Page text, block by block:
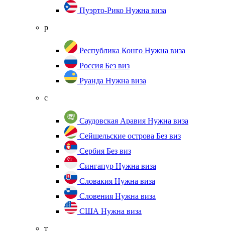
Пуэрто-Рико Нужна виза
р
Республика Конго Нужна виза
Россия Без виз
Руанда Нужна виза
с
Саудовская Аравия Нужна виза
Сейшельские острова Без виз
Сербия Без виз
Сингапур Нужна виза
Словакия Нужна виза
Словения Нужна виза
США Нужна виза
т